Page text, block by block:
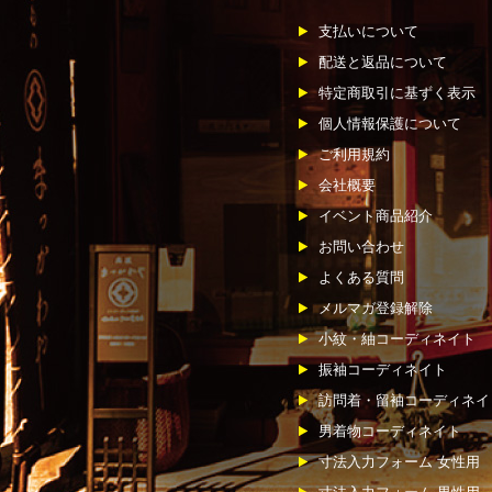
支払いについて
配送と返品について
特定商取引に基ずく表示
個人情報保護について
ご利用規約
会社概要
イベント商品紹介
お問い合わせ
よくある質問
メルマガ登録解除
小紋・紬コーディネイト
振袖コーディネイト
訪問着・留袖コーディネ
男着物コーディネイト
寸法入力フォーム 女性用